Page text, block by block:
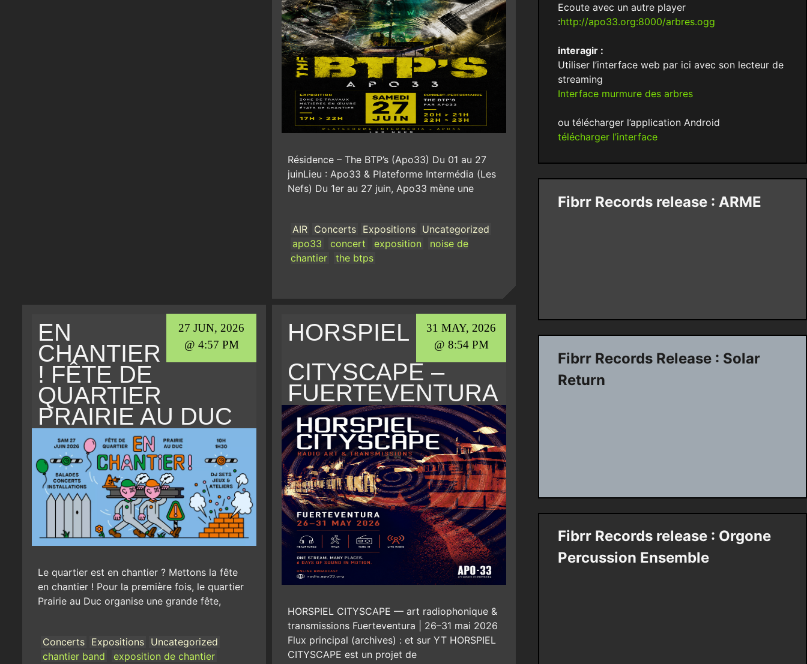
Résidence – The BTP’s (Apo33) Du 01 au 27
juinLieu : Apo33 & Plateforme Intermédia (Les
Nefs) Du 1er au 27 juin, Apo33 mène une
AIR Concerts Expositions
Uncategorized
apo33
concert exposition
noise de
chantier
the btps
27 JUN, 2026
@ 4:57 PM
EN
CHANTIER
! FÊTE DE
QUARTIER
PRAIRIE AU DUC
Le quartier est en chantier ? Mettons la fête
en chantier ! Pour la première fois, le quartier
Prairie au Duc organise une grande fête,
Concerts Expositions
Uncategorized
chantier band
exposition de chantier
31 MAY, 2026
@ 8:54 PM
HORSPIEL
CITYSCAPE –
FUERTEVENTURA
HORSPIEL CITYSCAPE — art radiophonique &
transmissions Fuerteventura | 26–31 mai 2026
Flux principal (archives) : et sur YT HORSPIEL
CITYSCAPE est un projet de
Ecoute avec un autre player
:http://apo33.org:8000/arbres.ogg
interagir :
Utiliser l’interface web par ici avec son lecteur de
streaming
Interface murmure des arbres
ou télécharger l’application Android
télécharger l’interface
Fibrr Records release : ARME
Fibrr Records Release : Solar
Return
Fibrr Records release : Orgone
Percussion Ensemble